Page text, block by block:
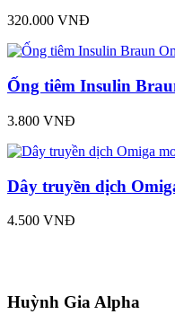
320.000 VNĐ
Ống tiêm Insulin
3.800 VNĐ
Dây truyền dịch
4.500 VNĐ
Huỳnh Gia Alpha